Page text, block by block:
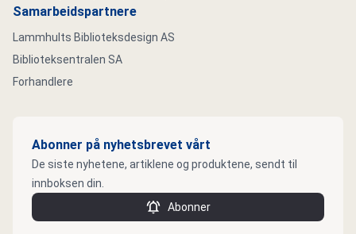
Samarbeidspartnere
Lammhults Biblioteksdesign AS
Biblioteksentralen SA
Forhandlere
Abonner på nyhetsbrevet vårt
De siste nyhetene, artiklene og produktene, sendt til
innboksen din.
Abonner